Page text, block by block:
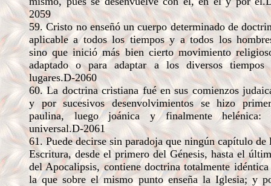
2059
59. Cristo no enseñó un cuerpo determinado de
aplicable a todos los tiempos y a todos los
sino que inició más bien cierto movimiento
adaptado o para adaptar a los diversos tiempos
lugares.D-2060
60. La doctrina cristiana fué en sus comienzos
y por sucesivos desenvolvimientos se hizo
paulina, luego joánica y finalmente helénica:
universal.D-2061
61. Puede decirse sin paradoja que ningún capítulo de
Escritura, desde el primero del Génesis, hasta el
del Apocalipsis, contiene doctrina totalmente idéntica
la que sobre el mismo punto enseña la Iglesia; y